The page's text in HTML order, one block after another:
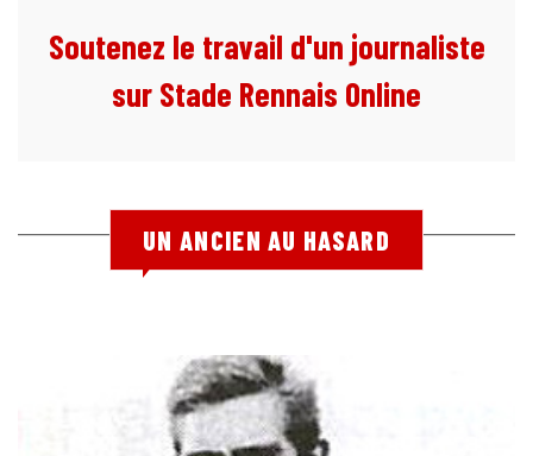
Soutenez le travail d'un journaliste
sur Stade Rennais Online
UN ANCIEN AU HASARD